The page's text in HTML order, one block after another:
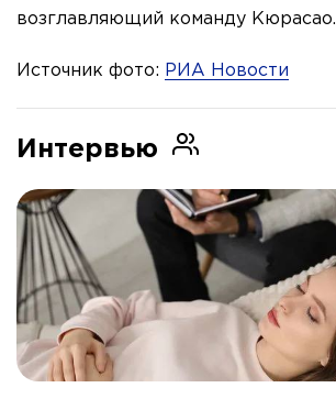
возглавляющий команду Кюрасао.
Источник фото: РИА Новости
Интервью